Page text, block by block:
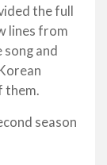
the full
lines from
and
them.
season